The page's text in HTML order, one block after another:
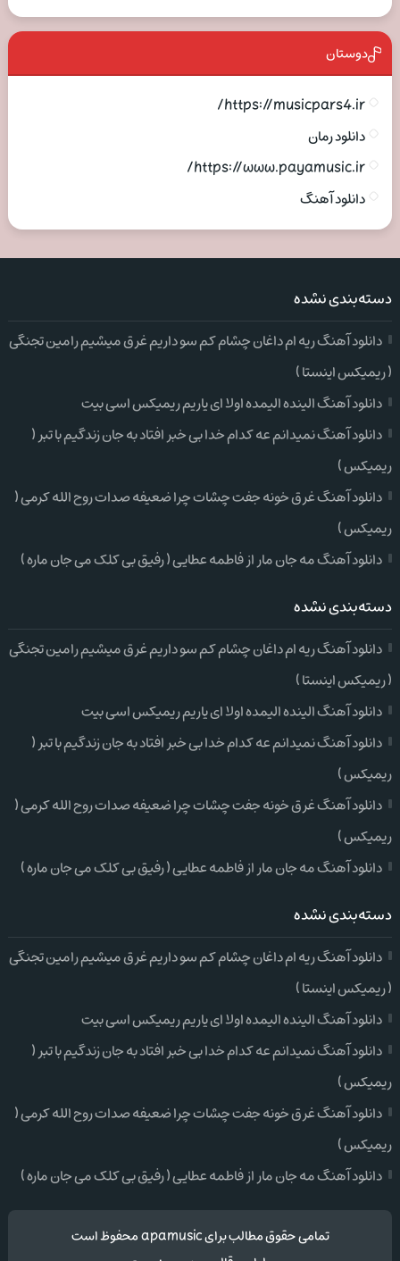
دوستان
https://musicpars4.ir/
دانلود رمان
https://www.payamusic.ir/
دانلود آهنگ
دسته‌بندی نشده
دانلود آهنگ ریه ام داغان چشام کم سو داریم غرق میشیم رامین تجنگی
( ریمیکس اینستا )
دانلود آهنگ الینده الیمده اولا ای یاریم ریمیکس اسی بیت
دانلود آهنگ نمیدانم عه کدام خدا بی خبر افتاد به جان زندگیم با تبر (
ریمیکس )
دانلود آهنگ غرق خونه جفت چشات چرا ضعیفه صدات روح الله کرمی (
ریمیکس )
دانلود آهنگ مه جان مار از فاطمه عطایی ( رفیق بی کلک می جان ماره )
دسته‌بندی نشده
دانلود آهنگ ریه ام داغان چشام کم سو داریم غرق میشیم رامین تجنگی
( ریمیکس اینستا )
دانلود آهنگ الینده الیمده اولا ای یاریم ریمیکس اسی بیت
دانلود آهنگ نمیدانم عه کدام خدا بی خبر افتاد به جان زندگیم با تبر (
ریمیکس )
دانلود آهنگ غرق خونه جفت چشات چرا ضعیفه صدات روح الله کرمی (
ریمیکس )
دانلود آهنگ مه جان مار از فاطمه عطایی ( رفیق بی کلک می جان ماره )
دسته‌بندی نشده
دانلود آهنگ ریه ام داغان چشام کم سو داریم غرق میشیم رامین تجنگی
( ریمیکس اینستا )
دانلود آهنگ الینده الیمده اولا ای یاریم ریمیکس اسی بیت
دانلود آهنگ نمیدانم عه کدام خدا بی خبر افتاد به جان زندگیم با تبر (
ریمیکس )
دانلود آهنگ غرق خونه جفت چشات چرا ضعیفه صدات روح الله کرمی (
ریمیکس )
دانلود آهنگ مه جان مار از فاطمه عطایی ( رفیق بی کلک می جان ماره )
تمامی حقوق مطالب برای apamusic محفوظ است